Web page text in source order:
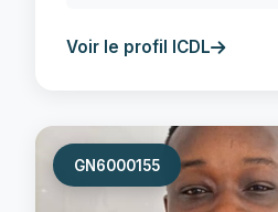
Voir le profil ICDL
GN6000155